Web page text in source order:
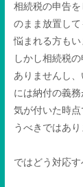
相続税の申告
のまま放置し
悩まれる方もい
しかし相続税
ありませんし
には納付の義
気が付いた時
うべきではあり
ではどう対応